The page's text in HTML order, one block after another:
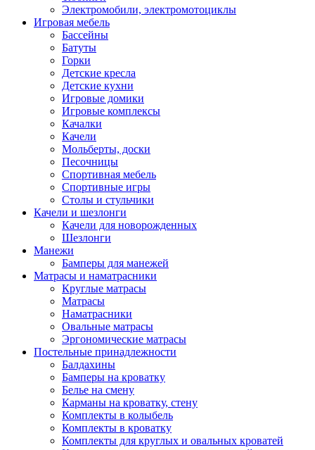
Электромобили, электромотоциклы
Игровая мебель
Бассейны
Батуты
Горки
Детские кресла
Детские кухни
Игровые домики
Игровые комплексы
Качалки
Качели
Мольберты, доски
Песочницы
Спортивная мебель
Спортивные игры
Столы и стульчики
Качели и шезлонги
Качели для новорожденных
Шезлонги
Манежи
Бамперы для манежей
Матрасы и наматрасники
Круглые матрасы
Матрасы
Наматрасники
Овальные матрасы
Эргономические матрасы
Постельные принадлежности
Балдахины
Бамперы на кроватку
Белье на смену
Карманы на кроватку, стену
Комплекты в колыбель
Комплекты в кроватку
Комплекты для круглых и овальных кроватей